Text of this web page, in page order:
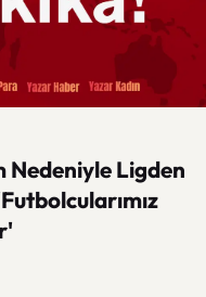
Nedeniyle Ligden